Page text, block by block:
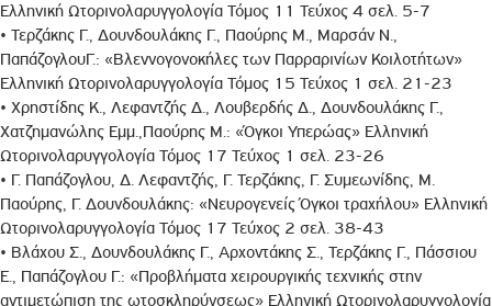
Ελληνική Ωτορινολαρυγγολογία Τόμος 11 Τεύχος 4 σελ. 5-7
• Τερζάκης Γ., Δουνδουλάκης Γ., Παούρης Μ., Μαρσάν Ν.,
ΠαπάζογλουΓ.: «Βλεννογονοκήλες των Παρραρινίων Κοιλοτήτων»
Ελληνική Ωτορινολαρυγγολογία Τόμος 15 Τεύχος 1 σελ. 21-23
• Χρηστίδης Κ., Λεφαντζής Δ., Λουβερδής Δ., Δουνδουλάκης Γ.,
Χατζημανώλης Εμμ.,Παούρης Μ.: «Όγκοι Υπερώας» Ελληνική
Ωτορινολαρυγγολογία Τόμος 17 Τεύχος 1 σελ. 23-26
• Γ. Παπάζογλου, Δ. Λεφαντζής, Γ. Τερζάκης, Γ. Συμεωνίδης, Μ.
Παούρης, Γ. Δουνδουλάκης: «Νευρογενείς Όγκοι τραχήλου» Ελληνική
Ωτορινολαρυγγολογία Τόμος 17 Τεύχος 2 σελ. 38-43
• Βλάχου Σ., Δουνδουλάκης Γ., Αρχοντάκης Σ., Τερζάκης Γ., Πάσσιου
Ε., Παπάζογλου Γ.: «Προβλήματα χειρουργικής τεχνικής στην
αντιμετώπιση της ωτοσκληρύνσεως» Ελληνική Ωτορινολαρυγγολογία